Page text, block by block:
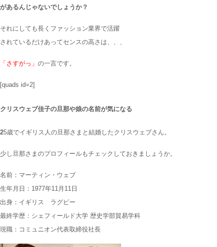
があるんじゃないでしょうか？
それにしても長くファッション業界で活躍
されているだけあってセンスの高さは、、、
「さすがっ」 の一言です。
[quads id=2]
クリスウェブ佳子の旦那や娘の名前が気になる
25歳でイギリス人の旦那さまと結婚したクリスウェブさん。
少し旦那さまのプロフィールもチェックしておきましょうか。
名前：マーティン・ウェブ
生年月日：1977年11月11日
出身：イギリス ラグビー
最終学歴：シェフィールド大学 歴史学部貿易学科
現職：コミュニオン代表取締役社長